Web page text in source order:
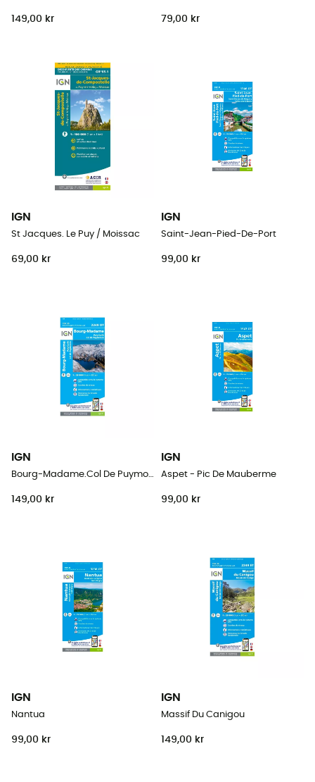
149,00 kr 79,00 kr
IGN
St Jacques. Le Puy / Moissac
69,00 kr
IGN
Saint-Jean-Pied-De-Port
99,00 kr
IGN
Bourg-Madame.Col De Puymorens.Pic Carlit
149,00 kr
IGN
Aspet - Pic De Mauberme
99,00 kr
IGN
Nantua
99,00 kr
IGN
Massif Du Canigou
149,00 kr